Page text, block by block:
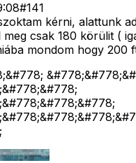
#141
kérni, alattunk
csak 180 körülit (
mondom hogy 200